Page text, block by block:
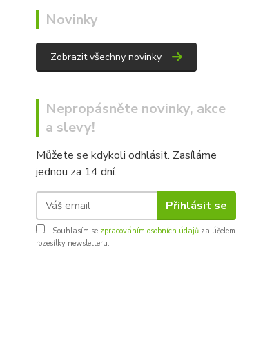
Novinky
Zobrazit všechny novinky
Nepropásněte novinky, akce
a slevy!
Můžete se kdykoli odhlásit. Zasíláme
jednou za 14 dní.
Přihlásit se
Souhlasím se zpracováním osobních údajů za účelem
rozesílky newsletteru.